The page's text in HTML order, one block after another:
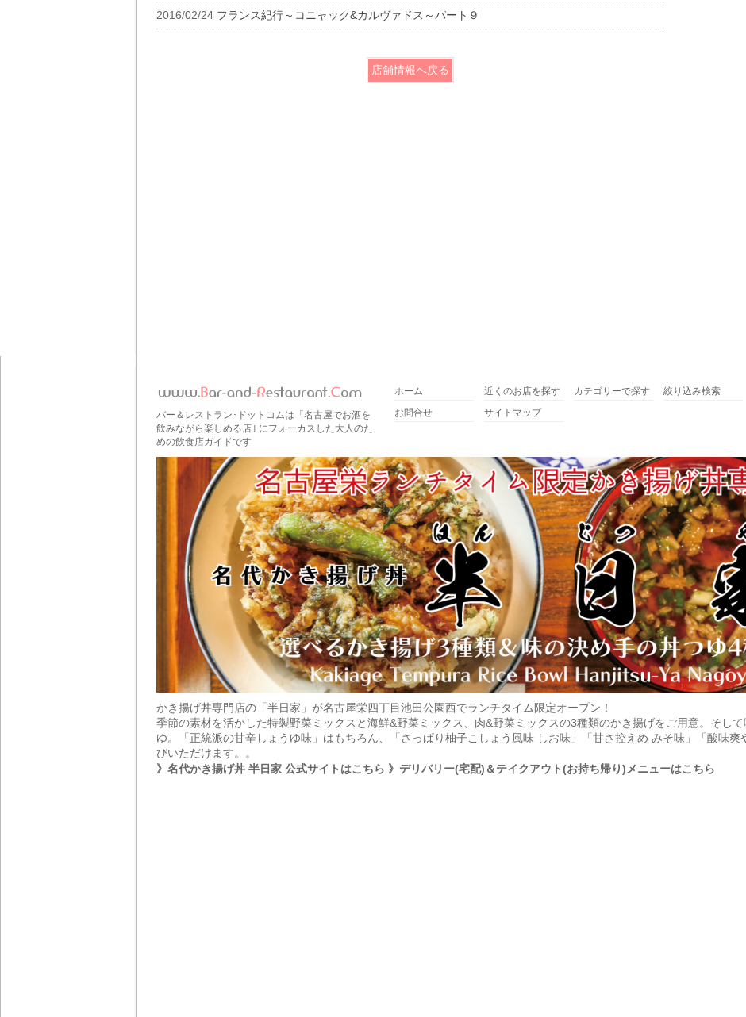
2016/02/24 フランス紀行～コニャック&カルヴァドス～パート９
店舗情報へ戻る
バー＆レストラン･ドットコムは「名古屋でお酒を
飲みながら楽しめる店｣ にフォーカスした大人のた
めの飲食店ガイドです
ホーム 近くのお店を探す カテゴリーで探す 絞り込み検索
お問合せ
サイトマップ
かき揚げ丼専門店の「半日家」が名古屋栄四丁目池田公園西でランチタイム限定オープン！
季節の素材を活かした特製野菜ミックスと海鮮&野菜ミックス、肉&野菜ミックスの3種類のかき揚げをご用意。そし
ゆ。「正統派の甘辛しょうゆ味」はもちろん、「さっぱり柚子こしょう風味 しお味」「甘さ控えめ みそ味」「酸味
びいただけます。。
》名代かき揚げ丼 半日家 公式サイトはこちら 》デリバリー(宅配)＆テイクアウト(お持ち帰り)メニューはこちら